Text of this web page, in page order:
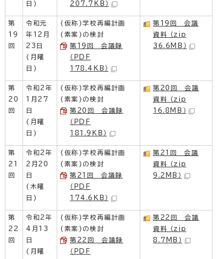
日)
207.7KB）
第
19
回
令和元
年12月
23日
(月曜
日)
(仮称)学校再編計画
(素案)の検討
第19回 会議録
（PDF
178.4KB）
第19回 会議
資料 （zip
36.6MB）
第
20
回
令和2年
1月27
日
(月曜
日)
(仮称)学校再編計画
(素案)の検討
第20回 会議録
（PDF
181.9KB）
第20回 会議
資料 （zip
16.8MB）
第
21
回
令和2年
2月20
日
(木曜
日)
(仮称)学校再編計画
(素案)の検討
第21回 会議録
（PDF
174.6KB）
第21回 会議
資料 （zip
9.2MB）
第
22
回
令和2年
4月13
日
(月曜
(仮称)学校再編計画
(素案)の検討
第22回 会議録
（PDF
第22回 会議
資料 （zip
8.7MB）